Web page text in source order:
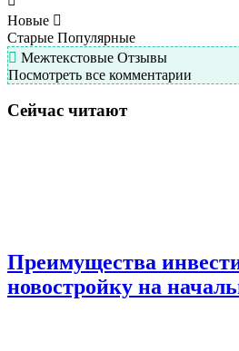
Новые
Старые Популярные
Межтекстовые Отзывы
Посмотреть все комментарии
Сейчас читают
Преимущества
новостройку на